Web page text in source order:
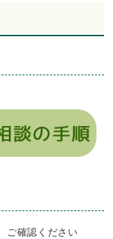
ご確認ください